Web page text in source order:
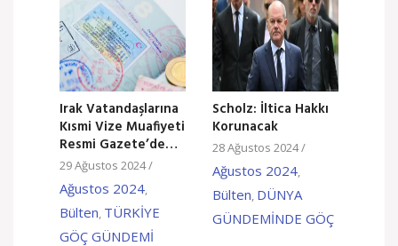
Irak Vatandaşlarına
Kısmi Vize Muafiyeti
Resmi Gazete’de
Yayımlandı
29 Ağustos 2024/
Ağustos 2024,
Bülten, TÜRKİYE
GÖÇ GÜNDEMİ
Scholz: İltica Hakkı
Korunacak
28 Ağustos 2024/
Ağustos 2024,
Bülten, DÜNYA
GÜNDEMİNDE GÖÇ